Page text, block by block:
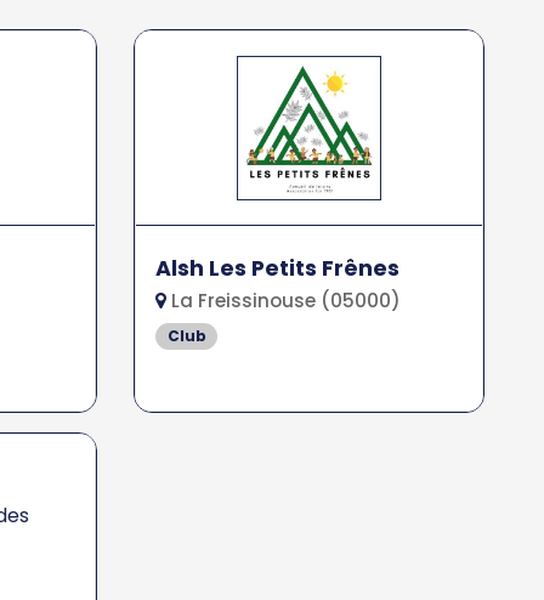
Alsh Les Petits Frênes
La Freissinouse (05000)
Club